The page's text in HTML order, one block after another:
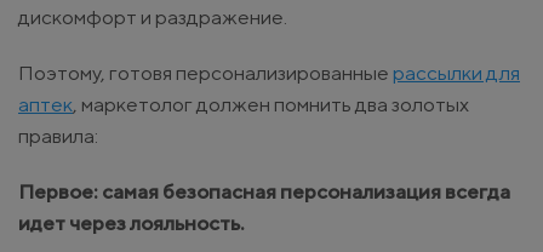
дискомфорт и раздражение.
Поэтому, готовя персонализированные рассылки для
аптек , маркетолог должен помнить два золотых
правила:
Первое: самая безопасная персонализация всегда
идет через лояльность.